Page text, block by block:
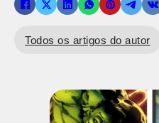
Todos os artigos do autor